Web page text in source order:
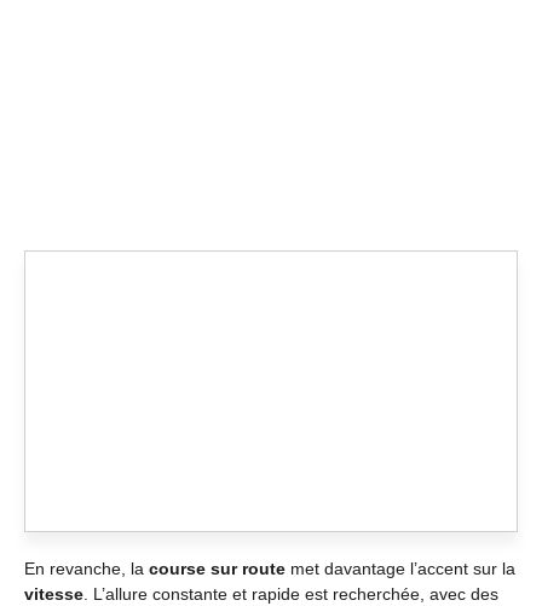
En revanche, la course sur route met davantage l’accent sur la
vitesse . L’allure constante et rapide est recherchée, avec des